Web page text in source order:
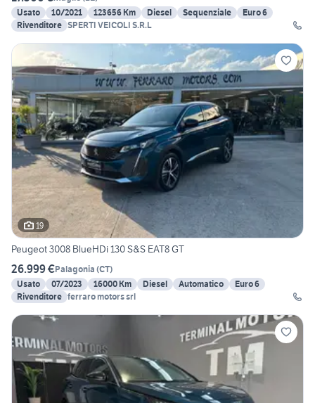
Usato
10/2021 123656 Km Diesel Sequenziale
Euro 6
Rivenditore SPERTI VEICOLI S.R.L
19
Peugeot 3008 BlueHDi 130 S&S EAT8 GT
26.999 €Palagonia (CT)
Usato
07/2023 16000 Km Diesel Automatico
Euro 6
Rivenditore ferraro motors srl